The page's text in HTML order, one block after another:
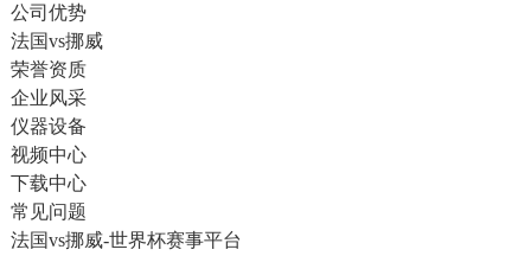
公司优势
法国vs挪威
荣誉资质
企业风采
仪器设备
视频中心
下载中心
常见问题
法国vs挪威-世界杯赛事平台